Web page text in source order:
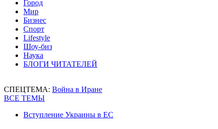
Город
Мир
Бизнес
Спорт
Lifestyle
Шоу-биз
Наука
БЛОГИ ЧИТАТЕЛЕЙ
СПЕЦТЕМА: Война в Иране
ВСЕ ТЕМЫ
Вступление Украины в ЕС